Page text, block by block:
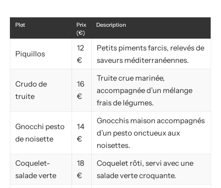
Plat
Prix
(€)
Description
Piquillos
12
€
Petits piments farcis, relevés de
saveurs méditerranéennes.
Crudo de
truite
16
€
Truite crue marinée,
accompagnée d’un mélange
frais de légumes.
Gnocchi pesto
de noisette
14
€
Gnocchis maison accompagnés
d’un pesto onctueux aux
noisettes.
Coquelet-
salade verte
18
€
Coquelet rôti, servi avec une
salade verte croquante.